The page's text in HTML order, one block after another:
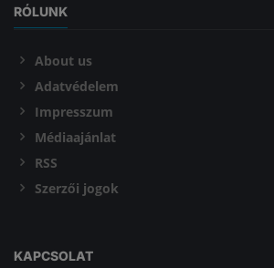
RÓLUNK
About us
Adatvédelem
Impresszum
Médiaajánlat
RSS
Szerzői jogok
KAPCSOLAT